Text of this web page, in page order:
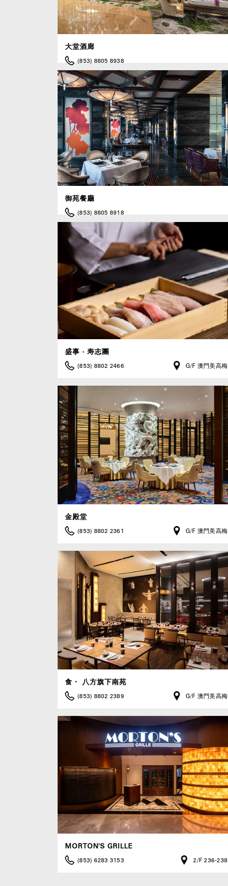
大堂酒廊
(853) 8805 8938
御苑餐廳
(853) 8805 8918
盛事 ‧ 寿志團
(853) 8802 2466 G/F 澳門美高梅
金殿堂
(853) 8802 2361 G/F 澳門美高梅
食・ 八方旗下南苑
(853) 8802 2389 G/F 澳門美高梅
MORTON'S GRILLE
(853) 6283 3153 2/F 236-238